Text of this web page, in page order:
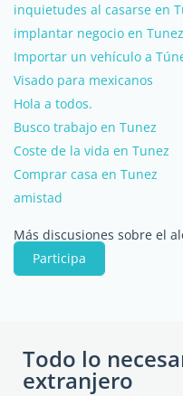
inquietudes al casarse en
implantar negocio en Tunez
Importar un vehículo a
Visado para mexicanos
Hola a todos.
Busco trabajo en Tunez
Coste de la vida en Tunez
Comprar casa en Tunez
amistad
Más discusiones sobre el
Participa
Todo lo
extranjero